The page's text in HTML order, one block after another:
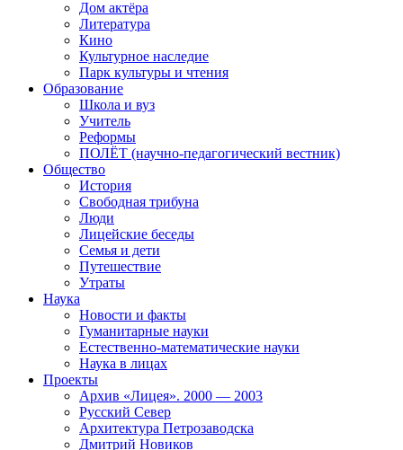
Дом актёра
Литература
Кино
Культурное наследие
Парк культуры и чтения
Образование
Школа и вуз
Учитель
Реформы
ПОЛЁТ (научно-педагогический вестник)
Общество
История
Свободная трибуна
Люди
Лицейские беседы
Семья и дети
Путешествие
Утраты
Наука
Новости и факты
Гуманитарные науки
Естественно-математические науки
Наука в лицах
Проекты
Архив «Лицея». 2000 — 2003
Русский Север
Архитектура Петрозаводска
Дмитрий Новиков